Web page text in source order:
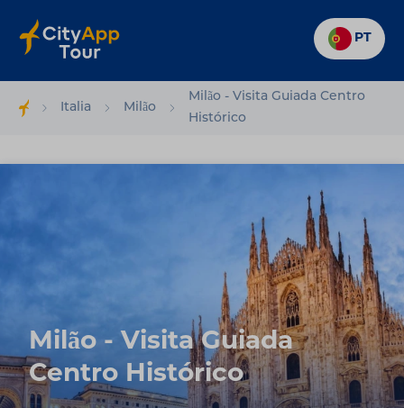
PT
Italia Milão
Milão - Visita Guiada Centro
Histórico
Milão - Visita Guiada
Centro Histórico